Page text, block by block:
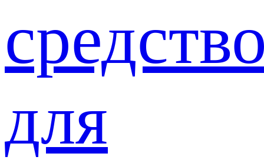
для